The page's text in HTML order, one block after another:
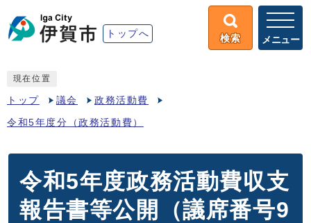
トップへ 検索 メニュー
現在位置
トップ 議会 政務活動費
令和5年度分（政務活動費）
令和5年度政務活動費収支
報告書等公開（議席番号9